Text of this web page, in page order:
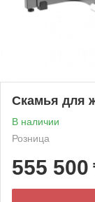
Скамья для
В наличии
Розница
555 500